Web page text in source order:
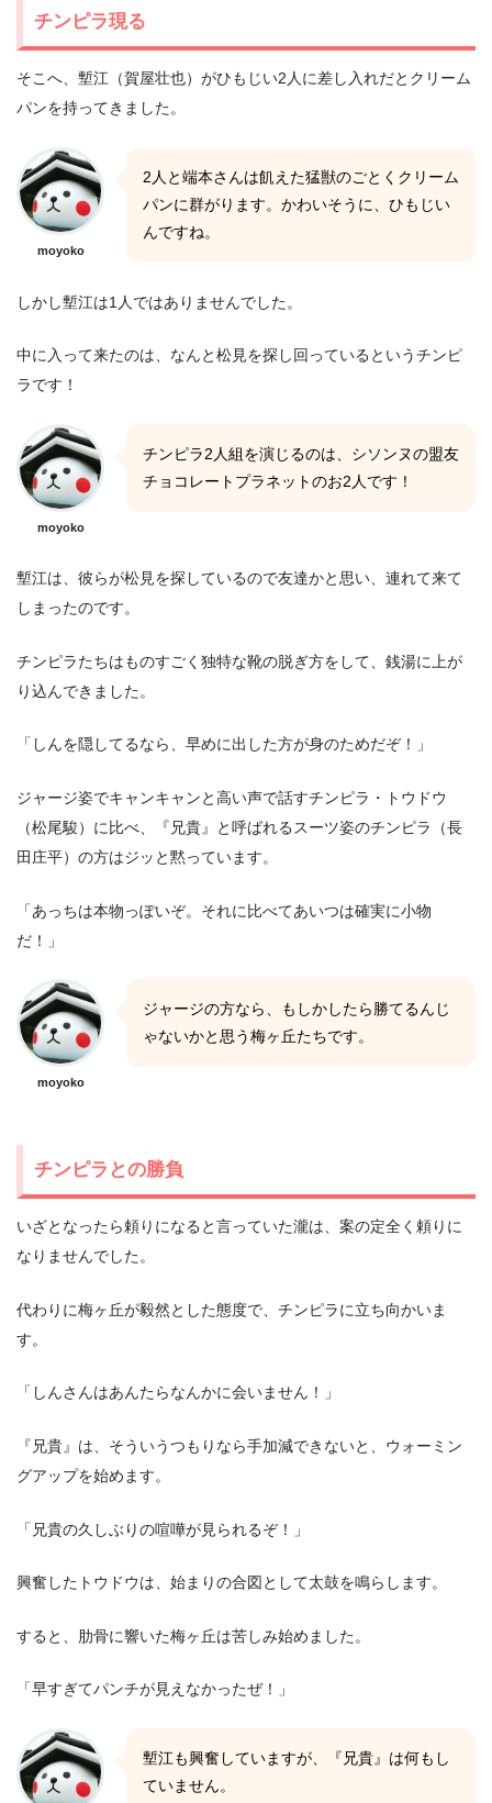
チンピラ現る
そこへ、塹江（賀屋壮也）がひもじい2人に差し入れだとクリーム
パンを持ってきました。
moyoko
2人と端本さんは飢えた猛獣のごとくクリーム
パンに群がります。かわいそうに、ひもじい
んですね。
しかし塹江は1人ではありませんでした。
中に入って来たのは、なんと松見を探し回っているというチンピ
ラです！
moyoko
チンピラ2人組を演じるのは、シソンヌの盟友
チョコレートプラネットのお2人です！
塹江は、彼らが松見を探しているので友達かと思い、連れて来て
しまったのです。
チンピラたちはものすごく独特な靴の脱ぎ方をして、銭湯に上が
り込んできました。
「しんを隠してるなら、早めに出した方が身のためだぞ！」
ジャージ姿でキャンキャンと高い声で話すチンピラ・トウドウ
（松尾駿）に比べ、『兄貴』と呼ばれるスーツ姿のチンピラ（長
田庄平）の方はジッと黙っています。
「あっちは本物っぽいぞ。それに比べてあいつは確実に小物
だ！」
moyoko
ジャージの方なら、もしかしたら勝てるんじ
ゃないかと思う梅ヶ丘たちです。
チンピラとの勝負
いざとなったら頼りになると言っていた瀧は、案の定全く頼りに
なりませんでした。
代わりに梅ヶ丘が毅然とした態度で、チンピラに立ち向かいま
す。
「しんさんはあんたらなんかに会いません！」
『兄貴』は、そういうつもりなら手加減できないと、ウォーミン
グアップを始めます。
「兄貴の久しぶりの喧嘩が見られるぞ！」
興奮したトウドウは、始まりの合図として太鼓を鳴らします。
すると、肋骨に響いた梅ヶ丘は苦しみ始めました。
「早すぎてパンチが見えなかったぜ！」
塹江も興奮していますが、『兄貴』は何もし
ていません。